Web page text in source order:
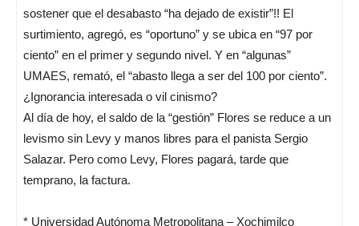
sostener que el desabasto “ha dejado de existir”!! El
surtimiento, agregó, es “oportuno” y se ubica en “97 por
ciento” en el primer y segundo nivel. Y en “algunas”
UMAES, remató, el “abasto llega a ser del 100 por ciento”.
¿Ignorancia interesada o vil cinismo?
Al día de hoy, el saldo de la “gestión” Flores se reduce a un
levismo sin Levy y manos libres para el panista Sergio
Salazar. Pero como Levy, Flores pagará, tarde que
temprano, la factura.
* Universidad Autónoma Metropolitana – Xochimilco